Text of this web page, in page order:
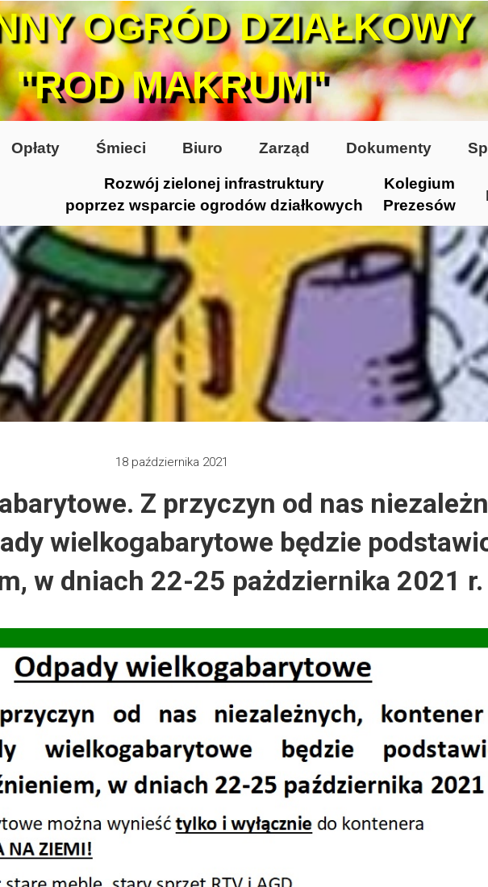
Kolegium
Prezesów
Rozwój zielonej infrastruktury
poprzez wsparcie ogrodów działkowych
te
Opłaty Śmieci Biuro Zarząd Dokumenty
OGRÓD DZIAŁKOWY
"ROD MAKRUM"
18 października 2021
Z przyczyn od nas
wielkogabarytowe będzie
w dniach 22-25 pażdziernika 2021 r.